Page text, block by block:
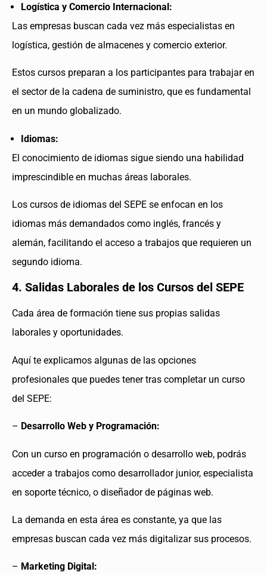
Logística y Comercio Internacional:
Las empresas buscan cada vez más especialistas en
logística, gestión de almacenes y comercio exterior.
Estos cursos preparan a los participantes para trabajar en
el sector de la cadena de suministro, que es fundamental
en un mundo globalizado.
Idiomas:
El conocimiento de idiomas sigue siendo una habilidad
imprescindible en muchas áreas laborales.
Los cursos de idiomas del SEPE se enfocan en los
idiomas más demandados como inglés, francés y
alemán, facilitando el acceso a trabajos que requieren un
segundo idioma.
4. Salidas Laborales de los Cursos del SEPE
Cada área de formación tiene sus propias salidas
laborales y oportunidades.
Aquí te explicamos algunas de las opciones
profesionales que puedes tener tras completar un curso
del SEPE:
– Desarrollo Web y Programación:
Con un curso en programación o desarrollo web, podrás
acceder a trabajos como desarrollador junior, especialista
en soporte técnico, o diseñador de páginas web.
La demanda en esta área es constante, ya que las
empresas buscan cada vez más digitalizar sus procesos.
– Marketing Digital: